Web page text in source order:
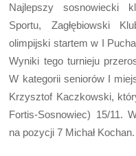
Najlepszy sosnowiecki
Sportu, Zagłębiowski
olimpijski startem w I
Wyniki tego turnieju
W kategorii seniorów I
Krzysztof Kaczkowski,
Fortis-Sosnowiec) 15/11.
na pozycji 7 Michał Kochan.